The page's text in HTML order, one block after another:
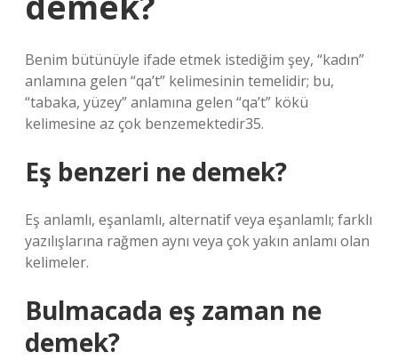
Benim bütünüyle ifade etmek istediğim şey, “kadın”
anlamına gelen “qa’t” kelimesinin temelidir; bu,
“tabaka, yüzey” anlamına gelen “qa’t” kökü
kelimesine az çok benzemektedir35.
Eş benzeri ne demek?
Eş anlamlı, eşanlamlı, alternatif veya eşanlamlı; farklı
yazılışlarına rağmen aynı veya çok yakın anlamı olan
kelimeler.
Bulmacada eş zaman ne
demek?